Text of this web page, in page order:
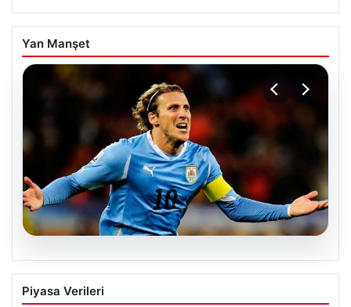
Yan Manşet
06.08.2026
Diego Forlan Uruguay Milli Takımı’nın
yeni teknik direktörü oldu
Piyasa Verileri